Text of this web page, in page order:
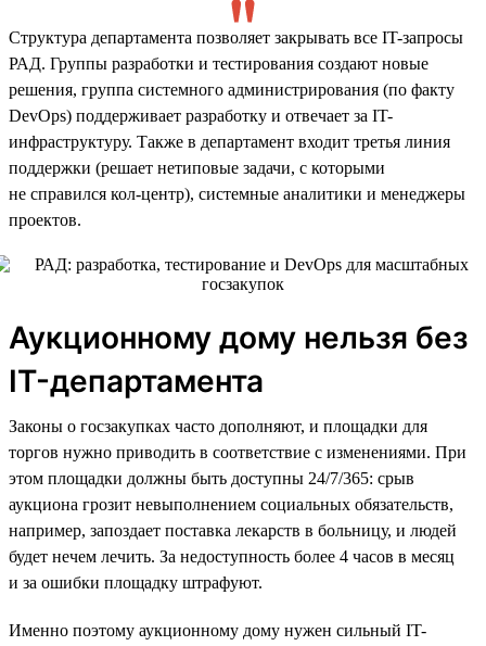
Структура департамента позволяет закрывать все IT-запросы
РАД. Группы разработки и тестирования создают новые
решения, группа системного администрирования (по факту
DevOps) поддерживает разработку и отвечает за IT-
инфраструктуру. Также в департамент входит третья линия
поддержки (решает нетиповые задачи, с которыми
не справился кол-центр), системные аналитики и менеджеры
проектов.
Аукционному дому нельзя без
IT-департамента
Законы о госзакупках часто дополняют, и площадки для
торгов нужно приводить в соответствие с изменениями. При
этом площадки должны быть доступны 24/7/365: срыв
аукциона грозит невыполнением социальных обязательств,
например, запоздает поставка лекарств в больницу, и людей
будет нечем лечить. За недоступность более 4 часов в месяц
и за ошибки площадку штрафуют.
Именно поэтому аукционному дому нужен сильный IT-